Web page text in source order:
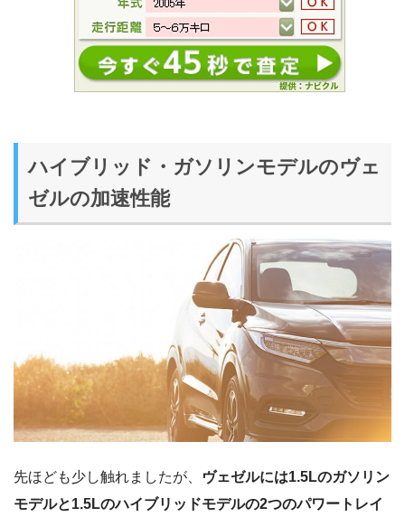
ハイブリッド・ガソリンモデルのヴェ
ゼルの加速性能
先ほども少し触れましたが、
ヴェゼルには1.5Lのガソリン
モデルと1.5Lのハイブリッドモデルの2つのパワートレイ